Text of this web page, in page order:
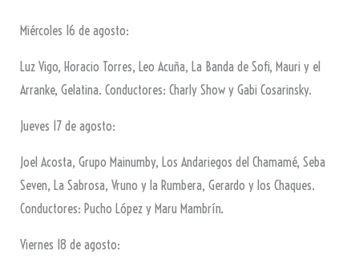
Miércoles 16 de agosto:
Luz Vigo, Horacio Torres, Leo Acuña, La Banda de Sofi, Mauri y el
Arranke, Gelatina. Conductores: Charly Show y Gabi Cosarinsky.
Jueves 17 de agosto:
Joel Acosta, Grupo Mainumby, Los Andariegos del Chamamé, Seba
Seven, La Sabrosa, Vruno y la Rumbera, Gerardo y los Chaques.
Conductores: Pucho López y Maru Mambrín.
Viernes 18 de agosto: